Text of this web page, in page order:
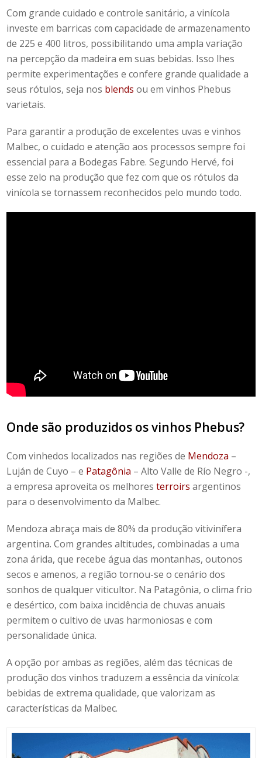
Com grande cuidado e controle sanitário, a vinícola
investe em barricas com capacidade de armazenamento
de 225 e 400 litros, possibilitando uma ampla variação
na percepção da madeira em suas bebidas. Isso lhes
permite experimentações e confere grande qualidade a
seus rótulos, seja nos blends ou emvinhos Phebus
varietais.
Para garantir a produção de excelentes uvas e vinhos
Malbec, o cuidado e atenção aos processos sempre foi
essencial para a Bodegas Fabre. Segundo Hervé, foi
esse zelo na produção que fez com que os rótulos da
vinícola se tornassem reconhecidos pelo mundo todo.
Onde são produzidos os vinhos Phebus?
Com vinhedos localizados nas regiões de Mendoza –
Luján de Cuyo – e Patagônia – Alto Valle de Río Negro -,
a empresa aproveita os melhoresterroirs argentinos
para o desenvolvimento da Malbec.
Mendoza abraça mais de 80% da produção vitivinífera
argentina. Com grandes altitudes, combinadas a uma
zona árida, que recebe água das montanhas, outonos
secos e amenos, a região tornou-se o cenário dos
sonhos de qualquer viticultor. Na Patagônia, o clima frio
e desértico, com baixa incidência de chuvas anuais
permitem o cultivo de uvas harmoniosas e com
personalidade única.
A opção por ambas as regiões, além das técnicas de
produção dos vinhos traduzem a essência da vinícola:
bebidas de extrema qualidade, que valorizam as
características da Malbec.